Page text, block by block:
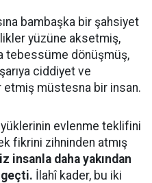
bambaşka bir şahsiyet
yüzüne aksetmiş,
tebessüme dönüşmüş,
ciddiyet ve
müstesna bir insan.
evlenme teklifini
fikrini zihninden atmış
insanla daha yakından
İlahî kader, bu iki